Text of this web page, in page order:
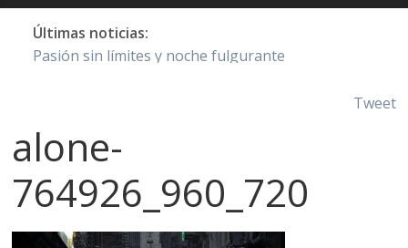
Últimas noticias:
Pasión sin límites y noche fulgurante
Juntos hasta el último minuto
Tweet
alone-
764926_960_720